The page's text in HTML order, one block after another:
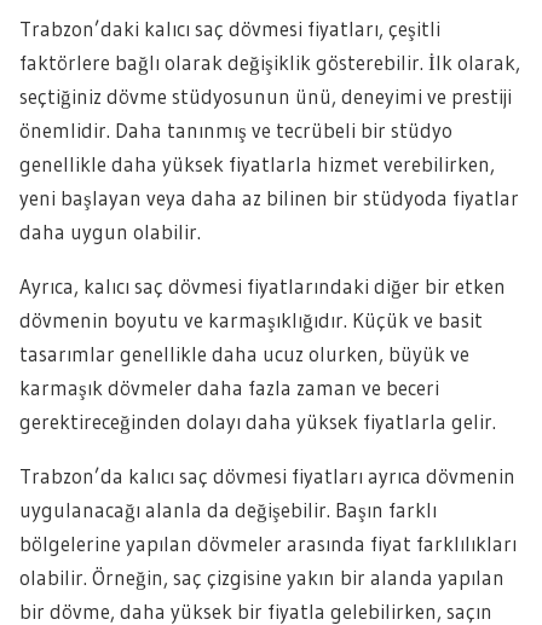
Trabzon’daki kalıcı saç dövmesi fiyatları, çeşitli
faktörlere bağlı olarak değişiklik gösterebilir. İlk olarak,
seçtiğiniz dövme stüdyosunun ünü, deneyimi ve prestiji
önemlidir. Daha tanınmış ve tecrübeli bir stüdyo
genellikle daha yüksek fiyatlarla hizmet verebilirken,
yeni başlayan veya daha az bilinen bir stüdyoda fiyatlar
daha uygun olabilir.
Ayrıca, kalıcı saç dövmesi fiyatlarındaki diğer bir etken
dövmenin boyutu ve karmaşıklığıdır. Küçük ve basit
tasarımlar genellikle daha ucuz olurken, büyük ve
karmaşık dövmeler daha fazla zaman ve beceri
gerektireceğinden dolayı daha yüksek fiyatlarla gelir.
Trabzon’da kalıcı saç dövmesi fiyatları ayrıca dövmenin
uygulanacağı alanla da değişebilir. Başın farklı
bölgelerine yapılan dövmeler arasında fiyat farklılıkları
olabilir. Örneğin, saç çizgisine yakın bir alanda yapılan
bir dövme, daha yüksek bir fiyatla gelebilirken, saçın